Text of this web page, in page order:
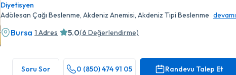
Diyetisyen
Adölesan Çağı Beslenme, Akdeniz Anemisi, Akdeniz Tipi Beslenme devamı
Bursa 1 Adres 5.0(6 Değerlendirme)
Soru Sor 0 (850) 474 91 05 Randevu Talep Et